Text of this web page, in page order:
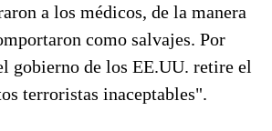
a los médicos, de la manera
como salvajes. Por
gobierno de los EE.UU. retire el
terroristas inaceptables".